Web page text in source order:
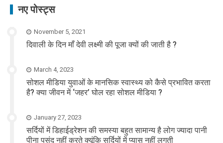
नए पोस्ट्स
November 5, 2021
दिवाली के दिन माँ देवी लक्ष्मी की पूजा क्यों की जाती है ?
March 4, 2023
सोशल मीडिया युवाओं के मानसिक स्वास्थ्य को कैसे प्रभावित करता
है? क्या जीवन में ‘जहर’ घोल रहा सोशल मीडिया ?
January 27, 2023
सर्दियों में डिहाईड्रेशन की समस्या बहुत सामान्य है लोग ज्यादा पानी
पीना पसंद नहीं करते क्यूंकि सर्दियों में प्यास नहीं लगती